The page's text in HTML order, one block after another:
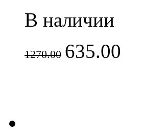
В наличии
1270.00 635.00